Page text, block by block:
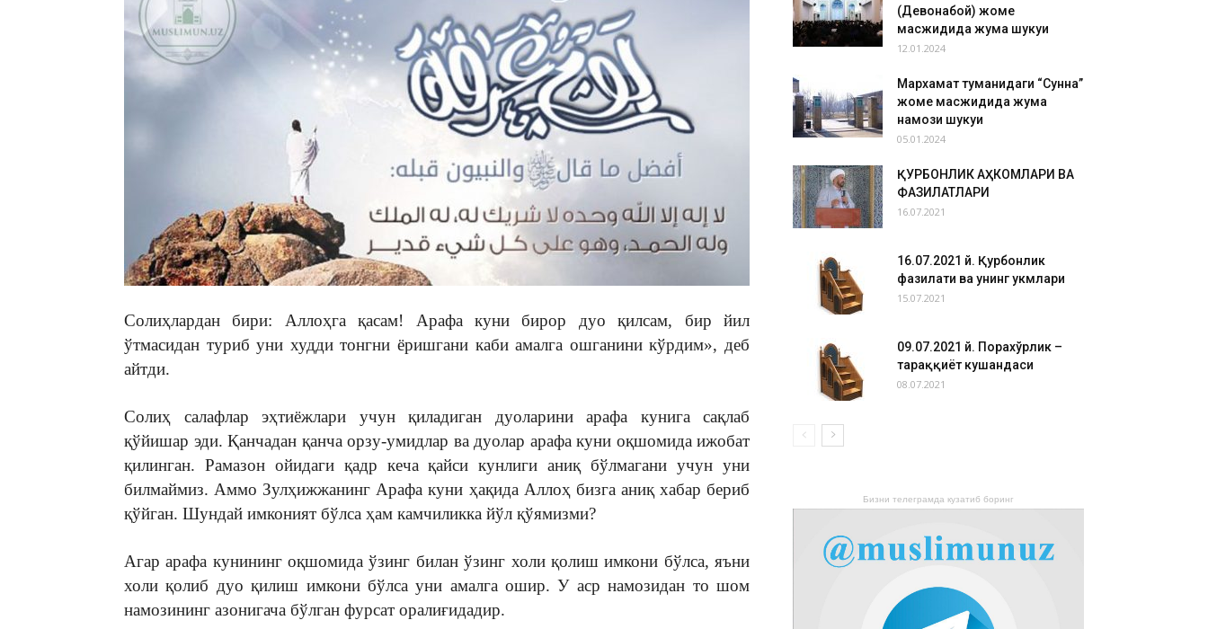
ВАКИЛЛИГИ
Солиҳлардан бири: Аллоҳга қасам! Арафа куни бирор дуо қилсам, бир йил
ўтмасидан туриб уни худди тонгни ёришгани каби амалга ошганини кўрдим», деб
айтди.
Солиҳ салафлар эҳтиёжлари учун қиладиган дуоларини арафа кунига сақлаб
қўйишар эди. Қанчадан қанча орзу-умидлар ва дуолар арафа куни оқшомида ижобат
қилинган. Рамазон ойидаги қадр кеча қайси кунлиги аниқ бўлмагани учун уни
билмаймиз. Аммо Зулҳижжанинг Арафа куни ҳақида Аллоҳ бизга аниқ хабар бериб
қўйган. Шундай имконият бўлса ҳам камчиликка йўл қўямизми?
Агар арафа кунининг оқшомида ўзинг билан ўзинг холи қолиш имкони бўлса, яъни
холи қолиб дуо қилиш имкони бўлса уни амалга ошир. У аср намозидан то шом
намозининг азонигача бўлган фурсат оралиғидадир.
(Девонабой) жоме
масжидида жума шукуҳи
12.01.2024
Мархамат туманидаги “Сунна”
жоме масжидида жума
намози шукуҳи
05.01.2024
ҚУРБОНЛИК АҲКОМЛАРИ ВА
ФАЗИЛАТЛАРИ
16.07.2021
16.07.2021 й. Қурбонлик
фазилати ва унинг ҳукмлари
15.07.2021
09.07.2021 й. Порахўрлик –
тараққиёт кушандаси
08.07.2021
Бизни телеграмда кузатиб боринг